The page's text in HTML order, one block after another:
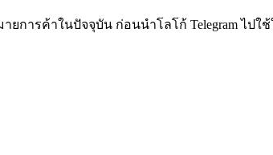
รค้าในปัจจุบัน ก่อนนำโลโก้ Telegram ไปใช้